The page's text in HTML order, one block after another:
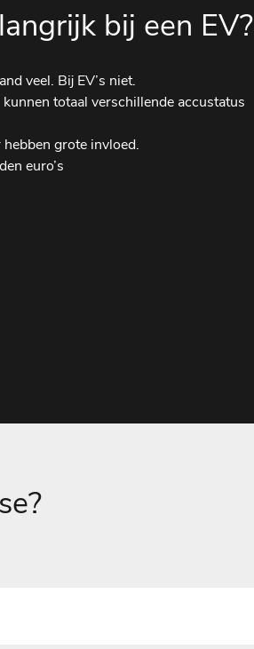
bij een EV?
veel. Bij EV’s niet.
totaal verschillende accustatus
grote invloed.
euro’s